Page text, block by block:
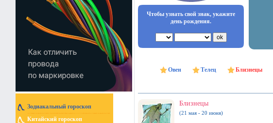
Зодиакальный гороскоп
Китайский гороскоп
Чтобы узнать свой знак, укажите
день рождения.
Овен Телец Близнецы
Близнецы
(21 мая - 20 июня)